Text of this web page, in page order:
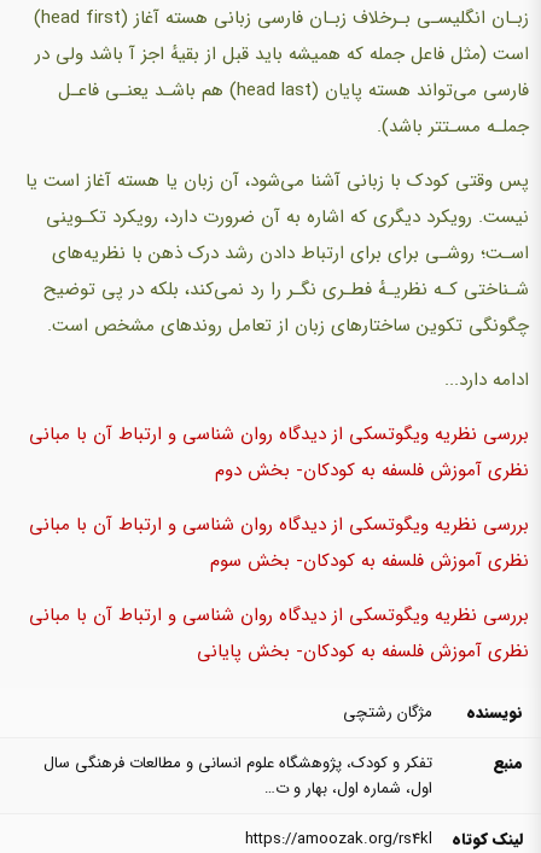
زبـان انگلیسـی بـرخلاف زبـان فارسی زبانی هسته آغاز (head first)
است (مثل فاعل جمله که همیشه باید قبل از بقیهٔ اجز آ باشد ولی در
فارسی می‌تواند هسته پایان (head last) هم باشـد یعنـی فاعـل
جملـه مسـتتر باشد).
پس وقتی کودک با زبانی آشنا می‌شود، آن زبان یا هسته آغاز است یا
نیست. رویکرد دیگری که اشاره به آن ضرورت دارد، رویکرد تکـوینی
اسـت؛ روشـی برای برای ارتباط دادن رشد درک ذهن با نظریه‌های
شـناختی کـه نظریـهٔ فطـری نگـر را رد نمی‌کند، بلکه در پی توضیح
چگونگی تکوین ساختارهای زبان از تعامل روندهای مشخص است.
ادامه دارد...
بررسی نظریه ویگوتسکی از دیدگاه روان شناسی و ارتباط آن با مبانی
نظری آموزش فلسفه به کودکان- بخش دوم
بررسی نظریه ویگوتسکی از دیدگاه روان شناسی و ارتباط آن با مبانی
نظری آموزش فلسفه به کودکان- بخش سوم
بررسی نظریه ویگوتسکی از دیدگاه روان شناسی و ارتباط آن با مبانی
نظری آموزش فلسفه به کودکان- بخش پایانی
نویسنده
مژگان رشتچی
منبع
تفکر و کودک، پژوهشگاه علوم انسانی و مطالعات فرهنگی سال
اول، شماره اول، بهار و ت…
لینک کوتاه
https://amoozak.org/rs4kl